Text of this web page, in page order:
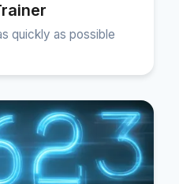
quickly as possible